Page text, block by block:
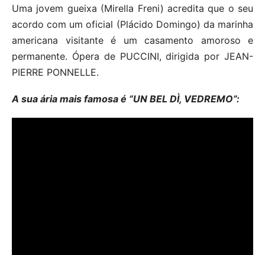
Uma jovem gueixa (Mirella Freni) acredita que o seu
acordo com um oficial (Plácido Domingo) da marinha
americana visitante é um casamento amoroso e
permanente. Ópera de PUCCINI, dirigida por JEAN-
PIERRE PONNELLE.
A sua ária mais famosa é “UN BEL DÌ, VEDREMO”: